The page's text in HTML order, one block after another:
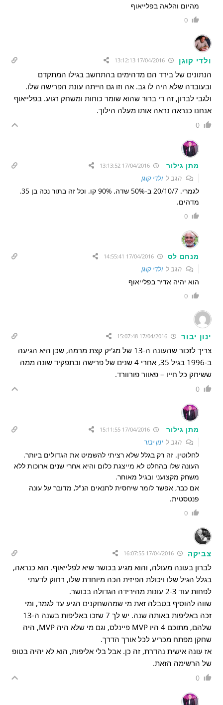
מהיום והלאה בפלייאוף
0
ולדי קוגן
הנתונים של בירד הם מדהימים בהתחשב בגילו המתקדם
ובעובדה שלא היה לו גב. אה וזו גם הייתה עונת הפרישה שלו.
ולגבי לברון, זה די ברור שהוא שומר כוחות ומשחק רגוע. בפלייאוף
אנחנו כנראה נראה אותו מעלה הילוך.
0
מתן גילור
הגב לולדי קוגן
לגמרי. 20/10/7 ב-50% שדה, 90% קו. וכל זה בתור נכה בן 35.
מדהים.
0
מנחם לס 17/04/2016 14:55:41
הגב לולדי קוגן
הוא יהיה אדיר בפלייאוף
0
ינון יבור
צריך לזכור שהעונה ה-13 של מג'יק קצת מרמה, שכן היא הגיעה
ב-1996 בגיל 35, אחרי 4 שנים של פרישה ובתפקיד שונה ממה
ששיחק כל חייו – פאוור פורוורד.
0
מתן גילור
הגב לינון יבור
לחלוטין. זה רק בגלל שלא רציתי להשמיט את הגדולים ביותר.
העונה שלו בהחלט לא מייצגת כלום והיא אחרי שנים ארוכות ללא
משחק מקצועני ובגיל מאוחר.
אם כבר, אפשר לומר שיחסית לתנאים הנ"ל, מדובר על עונה
פנטסטית.
0
צביקה
לברון בעונה מעולה, והוא מגיע בכושר שיא לפלייאוף. הוא כנראה,
בגלל הגיל שלו ויכולת הפיזית הכה מיוחדת שלו, רחוק לדעתי
לפחות עוד 2-3 עונות מהירידה הגדולה בכושר.
שווה להוסיף בטבלה זאת מי שמהשחקנים הגיע עד לגמר, ומי
זכה באליפות באותה שנה. יש לך 7 שזכו באליפות בשנה ה-13
שלהם, מתוכם 4 היו MVP פיינלס, וגם מי שלא היה MVP, היה
שחקן מפתח מכריע לכל אורך הדרך.
אז עונה אישית נהדרת, זה כן. אבל בלי אליפות, הוא לא יהיה בטופ
של הרשימה הזאת.
0